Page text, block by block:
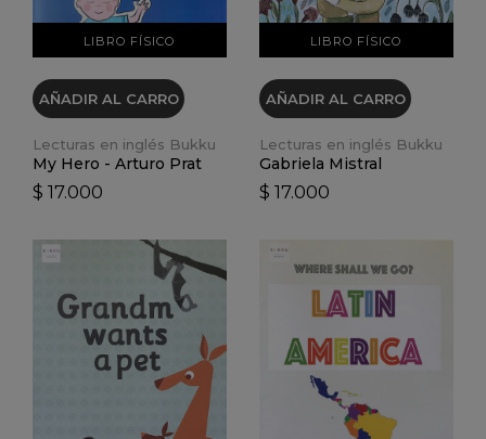
LIBRO FÍSICO
AÑADIR AL CARRO
Lecturas en inglés Bukku
My Hero - Arturo Prat
$ 17.000
LIBRO FÍSICO
AÑADIR AL CARRO
Lecturas en inglés Bukku
Gabriela Mistral
$ 17.000
VER DETALLES VER DETALLES